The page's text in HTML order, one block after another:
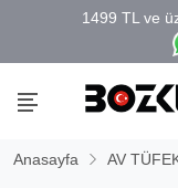
Anasayfa AV